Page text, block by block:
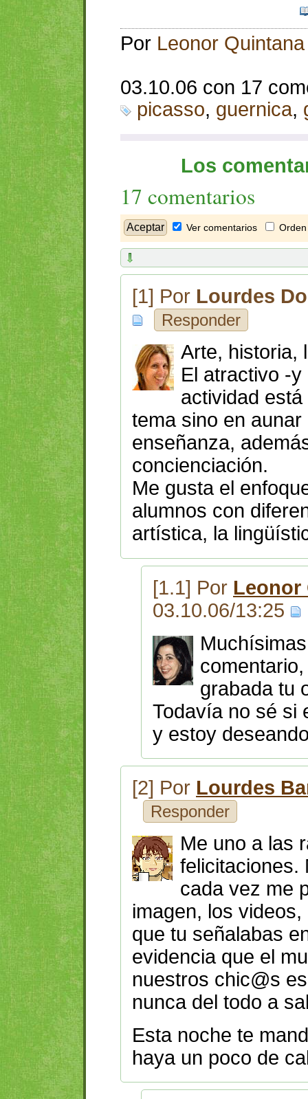
Por Leonor Quintana
03.10.06 con 17
picasso, guernica,
Los
17 comentarios
Ver comentarios
[1] Por Lourdes
Responder
Arte, historia,
El atractivo -
actividad
tema sino en
enseñanza,
concienciación.
Me gusta el
alumnos con
artística, la
[1.1] Por Leonor
03.10.06/13:25
grabada tu
Todavía no sé si
y estoy
[2] Por Lourdes
Responder
Me uno a las
felicitaciones.
cada vez me
imagen, los
que tu señalabas
evidencia que el
nuestros chic@s
nunca del todo a
Esta noche te
haya un poco de